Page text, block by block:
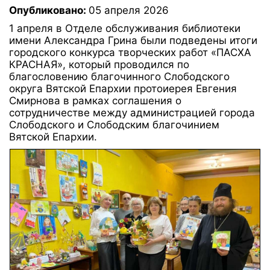
Опубликовано: 05 апреля 2026
1 апреля в Отделе обслуживания библиотеки
имени Александра Грина были подведены итоги
городского конкурса творческих работ «ПАСХА
КРАСНАЯ», который проводился по
благословению благочинного Слободского
округа Вятской Епархии протоиерея Евгения
Смирнова в рамках соглашения о
сотрудничестве между администрацией города
Слободского и Слободским благочинием
Вятской Епархии.